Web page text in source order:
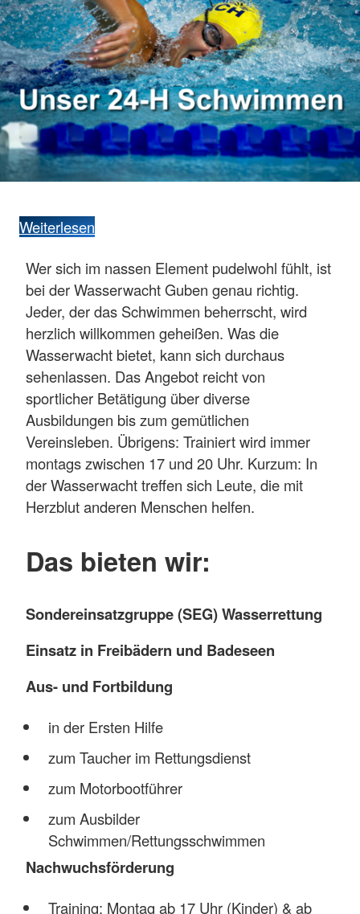
Weiterlesen
Wer sich im nassen Element pudelwohl fühlt, ist
bei der Wasserwacht Guben genau richtig.
Jeder, der das Schwimmen beherrscht, wird
herzlich willkommen geheißen. Was die
Wasserwacht bietet, kann sich durchaus
sehenlassen. Das Angebot reicht von
sportlicher Betätigung über diverse
Ausbildungen bis zum gemütlichen
Vereinsleben. Übrigens: Trainiert wird immer
montags zwischen 17 und 20 Uhr. Kurzum: In
der Wasserwacht treffen sich Leute, die mit
Herzblut anderen Menschen helfen.
Das bieten wir:
Sondereinsatzgruppe (SEG) Wasserrettung
Einsatz in Freibädern und Badeseen
Aus- und Fortbildung
in der Ersten Hilfe
zum Taucher im Rettungsdienst
zum Motorbootführer
zum Ausbilder
Schwimmen/Rettungsschwimmen
Nachwuchsförderung
Training: Montag ab 17 Uhr (Kinder) & ab